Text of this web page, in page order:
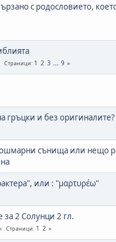
с родословието,
Страници 1 2 3 ... 9
гръцки и без оригиналите?
сънища или нещо
или : "μαρτυρέω"
за 2 Солунци 2 гл.
Страници 1 2